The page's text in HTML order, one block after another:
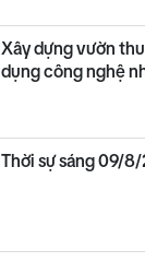
Xây dựng vườn
dụng công nghệ
Thời sự sáng 09/